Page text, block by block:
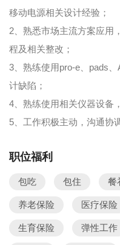
移动电源相关设计经验；
2、熟悉市场主流方案应用
程及相关整改；
3、熟练使用pro-e、pads
计缺陷；
4、熟练使用相关仪器设备
5、工作积极主动，沟通协
职位福利
包吃 包住 餐
养老保险 医疗保险
生育保险 弹性工作